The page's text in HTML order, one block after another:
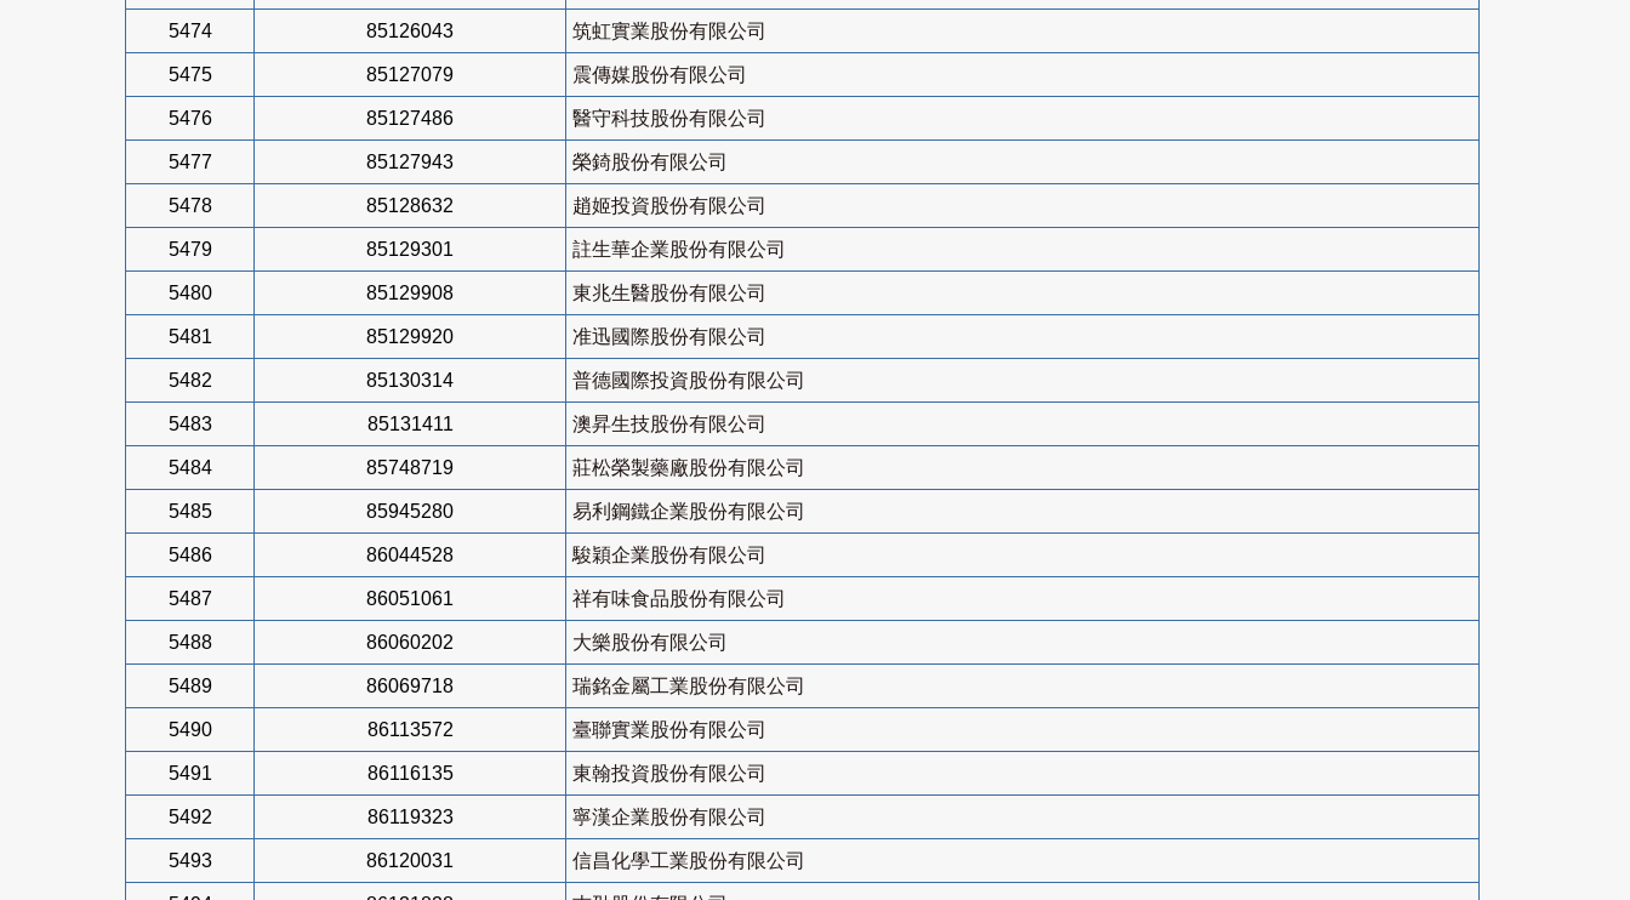
5474 85126043 筑虹實業股份有限公司
5475 85127079 震傳媒股份有限公司
5476 85127486 醫守科技股份有限公司
5477 85127943 榮錡股份有限公司
5478 85128632 趙姬投資股份有限公司
5479 85129301 註生華企業股份有限公司
5480 85129908 東兆生醫股份有限公司
5481 85129920 准迅國際股份有限公司
5482 85130314 普德國際投資股份有限公司
5483 85131411 澳昇生技股份有限公司
5484 85748719 莊松榮製藥廠股份有限公司
5485 85945280 易利鋼鐵企業股份有限公司
5486 86044528 駿穎企業股份有限公司
5487 86051061 祥有味食品股份有限公司
5488 86060202 大樂股份有限公司
5489 86069718 瑞銘金屬工業股份有限公司
5490 86113572 臺聯實業股份有限公司
5491 86116135 東翰投資股份有限公司
5492 86119323 寧漢企業股份有限公司
5493 86120031 信昌化學工業股份有限公司